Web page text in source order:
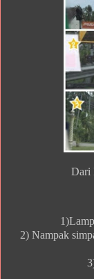
Dari
2) Nampak